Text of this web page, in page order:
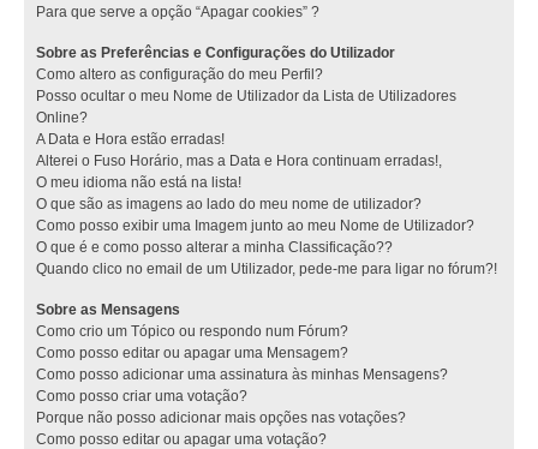
Para que serve a opção “Apagar cookies” ?
Sobre as Preferências e Configurações do Utilizador
Como altero as configuração do meu Perfil?
Posso ocultar o meu Nome de Utilizador da Lista de Utilizadores
Online?
A Data e Hora estão erradas!
Alterei o Fuso Horário, mas a Data e Hora continuam erradas!,
O meu idioma não está na lista!
O que são as imagens ao lado do meu nome de utilizador?
Como posso exibir uma Imagem junto ao meu Nome de Utilizador?
O que é e como posso alterar a minha Classificação??
Quando clico no email de um Utilizador, pede-me para ligar no fórum?!
Sobre as Mensagens
Como crio um Tópico ou respondo num Fórum?
Como posso editar ou apagar uma Mensagem?
Como posso adicionar uma assinatura às minhas Mensagens?
Como posso criar uma votação?
Porque não posso adicionar mais opções nas votações?
Como posso editar ou apagar uma votação?